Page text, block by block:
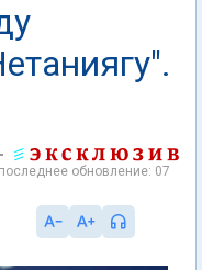
обновление: 07